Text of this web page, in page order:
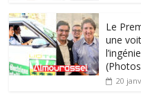
Le
une
20